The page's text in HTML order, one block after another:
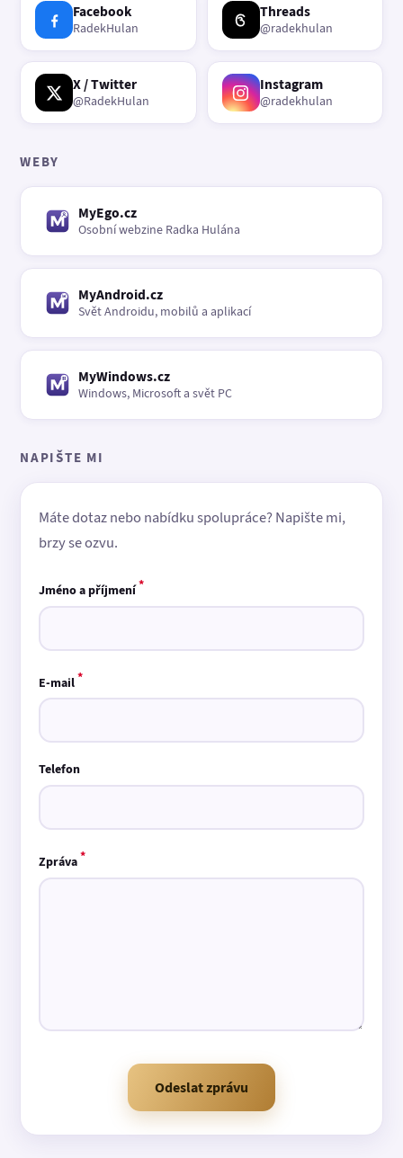
Facebook
RadekHulan
Threads
@radekhulan
X / Twitter
@RadekHulan
Instagram
@radekhulan
WEBY
MyEgo.cz
Osobní webzine Radka Hulána
MyAndroid.cz
Svět Androidu, mobilů a aplikací
MyWindows.cz
Windows, Microsoft a svět PC
NAPIŠTE MI
Máte dotaz nebo nabídku spolupráce? Napište mi,
brzy se ozvu.
Jméno a příjmení*
E-mail*
Telefon
Zpráva*
Odeslat zprávu